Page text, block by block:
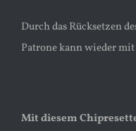
Durch das Rücksetzen
Patrone kann wieder
Mit diesem